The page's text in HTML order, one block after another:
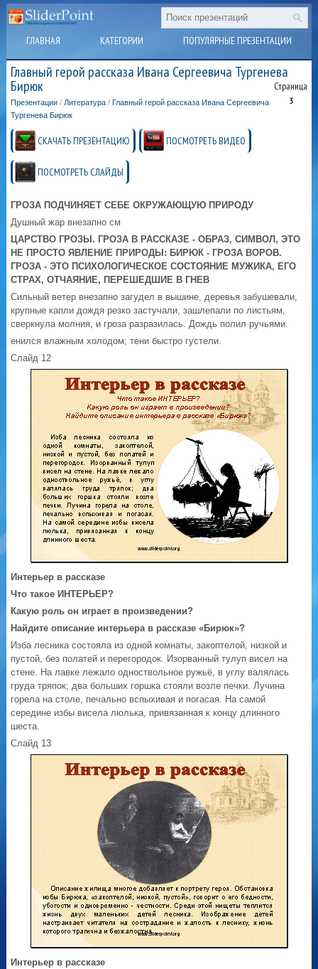
ГЛАВНАЯ КАТЕГОРИИ ПОПУЛЯРНЫЕ ПРЕЗЕНТАЦИИ
Главный герой рассказа Ивана Сергеевича Тургенева
Бирюк Страница
3
Презентации /Литература / Главный герой рассказа Ивана Сергеевича
Тургенева Бирюк
СКАЧАТЬ ПРЕЗЕНТАЦИЮ ПОСМОТРЕТЬ ВИДЕО
ПОСМОТРЕТЬ СЛАЙДЫ
ГРОЗА ПОДЧИНЯЕТ СЕБЕ ОКРУЖАЮЩУЮ ПРИРОДУ
Душный жар внезапно см
ЦАРСТВО ГРОЗЫ. ГРОЗА В РАССКАЗЕ - ОБРАЗ, СИМВОЛ, ЭТО
НЕ ПРОСТО ЯВЛЕНИЕ ПРИРОДЫ: БИРЮК - ГРОЗА ВОРОВ.
ГРОЗА - ЭТО ПСИХОЛОГИЧЕСКОЕ СОСТОЯНИЕ МУЖИКА, ЕГО
СТРАХ, ОТЧАЯНИЕ, ПЕРЕШЕДШИЕ В ГНЕВ
Сильный ветер внезапно загудел в вышине, деревья забушевали,
крупные капли дождя резко застучали, зашлепали по листьям,
сверкнула молния, и гроза разразилась. Дождь полил ручьями.
енился влажным холодом; тени быстро густели.
Слайд 12
Интерьер в рассказе
Что такое ИНТЕРЬЕР?
Какую роль он играет в произведении?
Найдите описание интерьера в рассказе «Бирюк»?
Изба лесника состояла из одной комнаты, закоптелой, низкой и
пустой, без полатей и перегородок. Изорванный тулуп висел на
стене. На лавке лежало одноствольное ружьё, в углу валялась
груда тряпок; два больших горшка стояли возле печки. Лучина
горела на столе, печально вспыхивая и погасая. На самой
середине избы висела люлька, привязанная к концу длинного
шеста.
Слайд 13
Интерьер в рассказе